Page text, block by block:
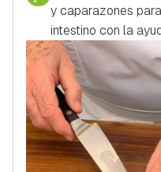
y caparazones
intestino con la